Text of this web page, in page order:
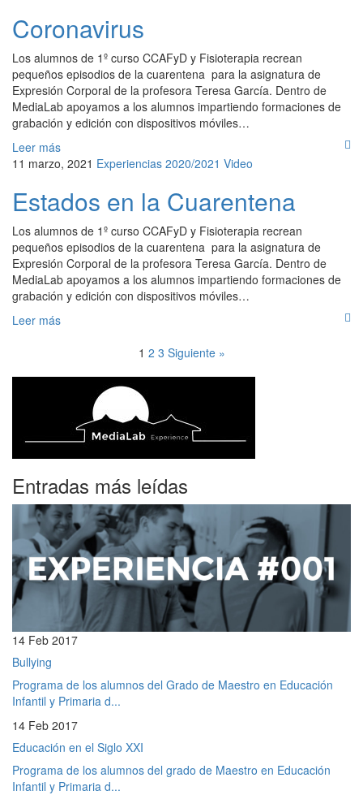
Coronavirus
Los alumnos de 1º curso CCAFyD y Fisioterapia recrean
pequeños episodios de la cuarentena para la asignatura de
Expresión Corporal de la profesora Teresa García. Dentro de
MediaLab apoyamos a los alumnos impartiendo formaciones de
grabación y edición con dispositivos móviles…
Leer más
11 marzo, 2021 Experiencias 2020/2021 Video
Estados en la Cuarentena
Los alumnos de 1º curso CCAFyD y Fisioterapia recrean
pequeños episodios de la cuarentena para la asignatura de
Expresión Corporal de la profesora Teresa García. Dentro de
MediaLab apoyamos a los alumnos impartiendo formaciones de
grabación y edición con dispositivos móviles…
Leer más
1 2 3 Siguiente »
Entradas más leídas
14 Feb 2017
Bullying
Programa de los alumnos del Grado de Maestro en Educación
Infantil y Primaria d...
14 Feb 2017
Educación en el Siglo XXI
Programa de los alumnos del grado de Maestro en Educación
Infantil y Primaria d...